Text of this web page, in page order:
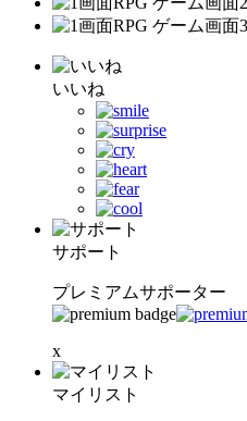
いいね
サポート
プレミアムサポーター
x
マイリスト